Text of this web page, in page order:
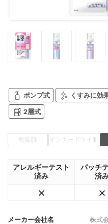
ポンプ式 くすみに効
2層式
乾燥肌 インナードライ肌
アレルギーテスト
済み
パッチ
済
メーカー会社名
株式